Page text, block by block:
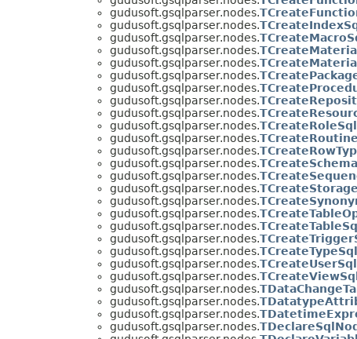
gudusoft.gsqlparser.nodes.
gudusoft.gsqlparser.nodes.
gudusoft.gsqlparser.nodes.
gudusoft.gsqlparser.nodes.
gudusoft.gsqlparser.nodes.
gudusoft.gsqlparser.nodes.
gudusoft.gsqlparser.nodes.
gudusoft.gsqlparser.nodes.
gudusoft.gsqlparser.nodes.
gudusoft.gsqlparser.nodes.
gudusoft.gsqlparser.nodes.
gudusoft.gsqlparser.nodes.
gudusoft.gsqlparser.nodes.
gudusoft.gsqlparser.nodes.
gudusoft.gsqlparser.nodes.
gudusoft.gsqlparser.nodes.
gudusoft.gsqlparser.nodes.
gudusoft.gsqlparser.nodes.
gudusoft.gsqlparser.nodes.
gudusoft.gsqlparser.nodes.
gudusoft.gsqlparser.nodes.
gudusoft.gsqlparser.nodes.
gudusoft.gsqlparser.nodes.
gudusoft.gsqlparser.nodes.
gudusoft.gsqlparser.nodes.
gudusoft.gsqlparser.nodes.